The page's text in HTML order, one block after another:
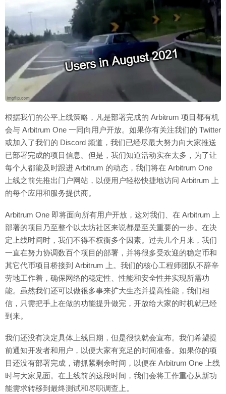
根据我们的公平上线策略，凡是部署完成的 Arbitrum 项目都有机
会与 Arbitrum One 一同向用户开放。如果你有关注我们的 Twitter
或加入了我们的 Discord 频道，我们已经尽最大努力向大家推送
已部署完成的项目信息。但是，我们知道活动实在太多，为了让
每个人都能及时跟进 Arbitrum 的动态，我们将在 Arbitrum One
上线之前先推出门户网站，以便用户轻松快捷地访问 Arbitrum 上
的每个应用和服务提供商。
Arbitrum One 即将面向所有用户开放，这对我们、在 Arbitrum 上
部署的项目乃至整个以太坊社区来说都是至关重要的一步。在决
定上线时间时，我们不得不权衡多个因素。过去几个月来，我们
一直在努力协调数百个项目的部署，并将很多受欢迎的稳定币和
其它代币项目桥接到 Arbitrum 上。我们的核心工程师团队不辞辛
劳地工作着，确保网络的稳定性、性能和安全性并实现所需功
能。虽然我们还可以做很多事来扩大生态并提高性能，我们相
信，只需把手上在做的功能提升做完，开放给大家的时机就已经
到来。
我们还没有决定具体上线日期，但是很快就会宣布。我们希望提
前通知开发者和用户，以便大家有充足的时间准备。如果你的项
目还没有部署完成，请抓紧剩余时间，以便在 Arbitrum One 上线
时与大家见面。在上线前的这段时间，我们会将工作重心从新功
能需求转移到最终测试和尽职调查上。